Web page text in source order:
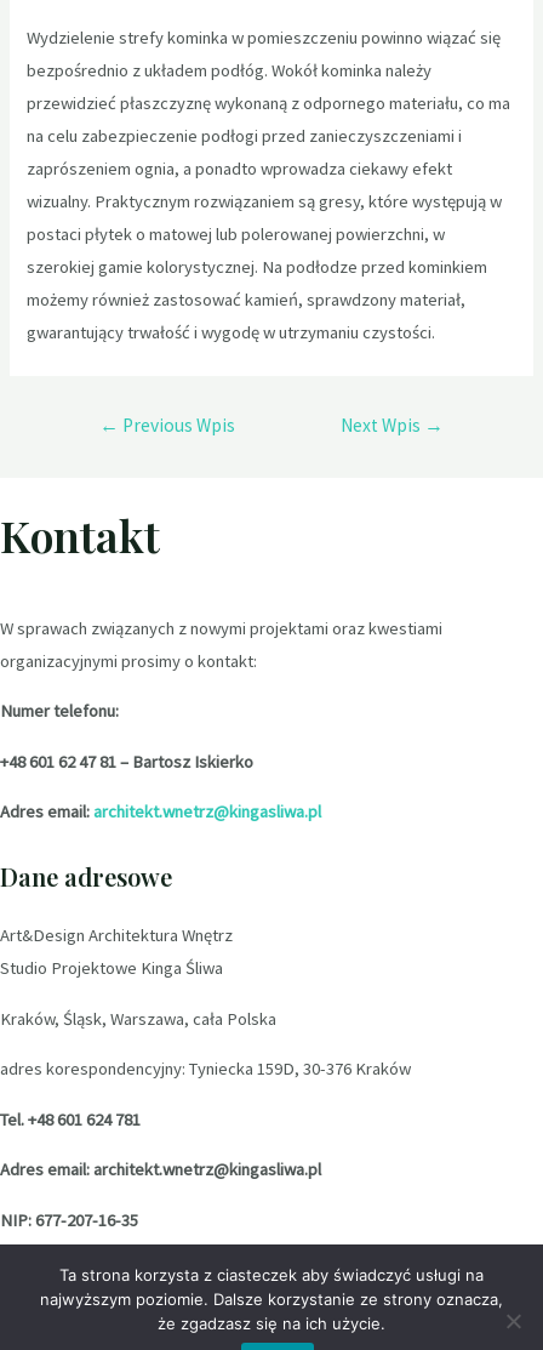
Wydzielenie strefy kominka w pomieszczeniu powinno wiązać się
bezpośrednio z układem podłóg. Wokół kominka należy
przewidzieć płaszczyznę wykonaną z odpornego materiału, co ma
na celu zabezpieczenie podłogi przed zanieczyszczeniami i
zaprószeniem ognia, a ponadto wprowadza ciekawy efekt
wizualny. Praktycznym rozwiązaniem są gresy, które występują w
postaci płytek o matowej lub polerowanej powierzchni, w
szerokiej gamie kolorystycznej. Na podłodze przed kominkiem
możemy również zastosować kamień, sprawdzony materiał,
gwarantujący trwałość i wygodę w utrzymaniu czystości.
← Previous Wpis Next Wpis →
Kontakt
W sprawach związanych z nowymi projektami oraz kwestiami
organizacyjnymi prosimy o kontakt:
Numer telefonu:
+48 601 62 47 81 – Bartosz Iskierko
Adres email:architekt.wnetrz@kingasliwa.pl
Dane adresowe
Art&Design Architektura Wnętrz
Studio Projektowe Kinga Śliwa
Kraków, Śląsk, Warszawa, cała Polska
adres korespondencyjny: Tyniecka 159D, 30-376 Kraków
Tel. +48 601 624 781
Adres email: architekt.wnetrz@kingasliwa.pl
NIP: 677-207-16-35
Social media
Ta strona korzysta z ciasteczek aby świadczyć usługi na
najwyższym poziomie. Dalsze korzystanie ze strony oznacza,
że zgadzasz się na ich użycie.